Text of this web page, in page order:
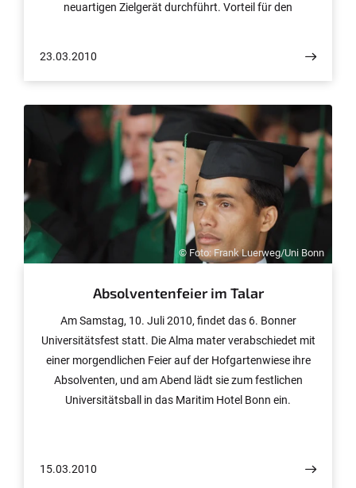
neuartigen Zielgerät durchführt. Vorteil für den
Patient kann Nacken und Kopf während des Eingriffs
frei bewegen.
23.03.2010
© Foto: Frank Luerweg/Uni Bonn
Absolventenfeier im Talar
Am Samstag, 10. Juli 2010, findet das 6. Bonner
Universitätsfest statt. Die Alma mater verabschiedet mit
einer morgendlichen Feier auf der Hofgartenwiese ihre
Absolventen, und am Abend lädt sie zum festlichen
Universitätsball in das Maritim Hotel Bonn ein.
15.03.2010